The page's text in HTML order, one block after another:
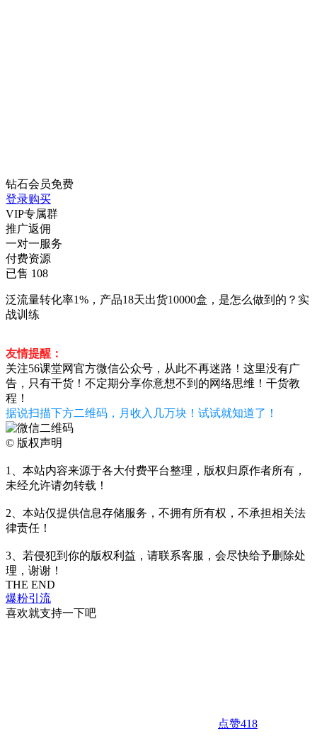
钻石会员免费
登录购买
VIP专属群
推广返佣
一对一服务
付费资源
已售 108
泛流量转化率1%，产品18天出货10000盒，是怎么做到的？实
战训练
友情提醒：
关注56课堂网官方微信公众号，从此不再迷路！这里没有广
告，只有干货！不定期分享你意想不到的网络思维！干货教
程！
据说扫描下方二维码，月收入几万块！试试就知道了！
© 版权声明
1、本站内容来源于各大付费平台整理，版权归原作者所有，
未经允许请勿转载！
2、本站仅提供信息存储服务，不拥有所有权，不承担相关法
律责任！
3、若侵犯到你的版权利益，请联系客服，会尽快给予删除处
理，谢谢！
THE END
爆粉引流
喜欢就支持一下吧
点赞418